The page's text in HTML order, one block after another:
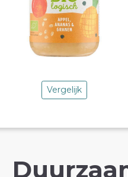
Vergelijk